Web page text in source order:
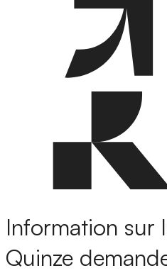
Information sur
Quinze